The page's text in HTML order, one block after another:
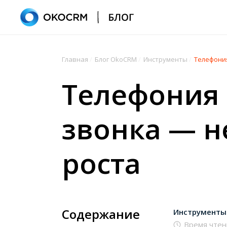
Главная Блог OkoCRM Инструменты
Телефония
звонка —
роста
Содержание
Инструменты
Время